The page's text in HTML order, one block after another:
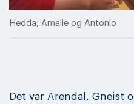
Hedda, Amalie og Antonio
Det var Arendal, Gneist